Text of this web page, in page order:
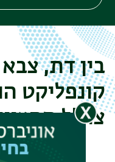
בין דת,
קונפליקט
צה"ל